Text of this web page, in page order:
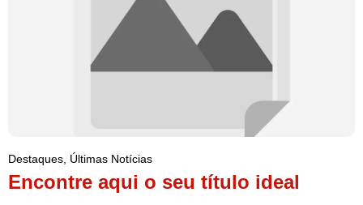
Destaques Últimas Notícias
Encontre aqui o seu título ideal